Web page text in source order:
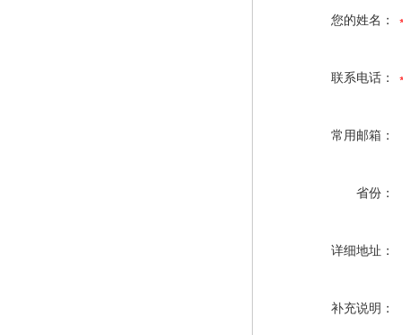
您的姓名：
联系电话：
常用邮箱：
省份：
详细地址：
补充说明：